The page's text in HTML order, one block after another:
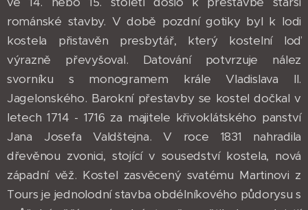
románské stavby. V době pozdní gotiky byl k lodi
kostela přistavěn presbytář, který kostelní loď
výrazně převyšoval. Datování potvrzuje nález
svorníku s monogramem krále Vladislava II.
Jagelonského. Barokní přestavby se kostel dočkal v
letech 1714 - 1716 za majitele křivoklátského panství
Jana Josefa Valdštejna. V roce 1831 nahradila
dřevěnou zvonici, stojící v sousedství kostela, nová
západní věž. Kostel zasvěcený svatému Martinovi z
Tours je jednolodní stavba obdélníkového půdorysu s